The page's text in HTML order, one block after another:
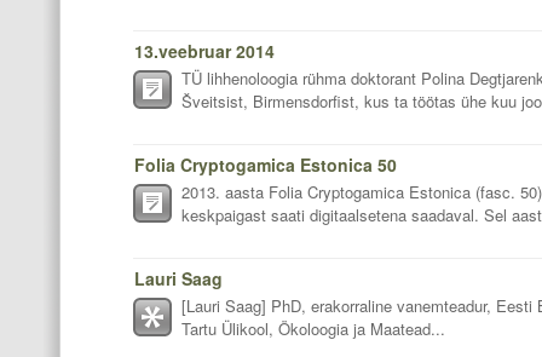
13.veebruar 2014
TÜ lihhenoloogia rühma doktorant Polina
Šveitsist, Birmensdorfist, kus ta töötas ühe kuu
Folia Cryptogamica Estonica 50
2013. aasta Folia Cryptogamica Estonica (fasc.
keskpaigast saati digitaalsetena saadaval. Sel
Lauri Saag
[Lauri Saag] PhD, erakorraline vanemteadur,
Tartu Ülikool, Ökoloogia ja Maatead...